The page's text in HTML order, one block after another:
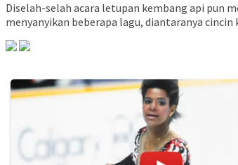
Diselah-selah acara letupan kembang api pun
menyanyikan beberapa lagu, diantaranya